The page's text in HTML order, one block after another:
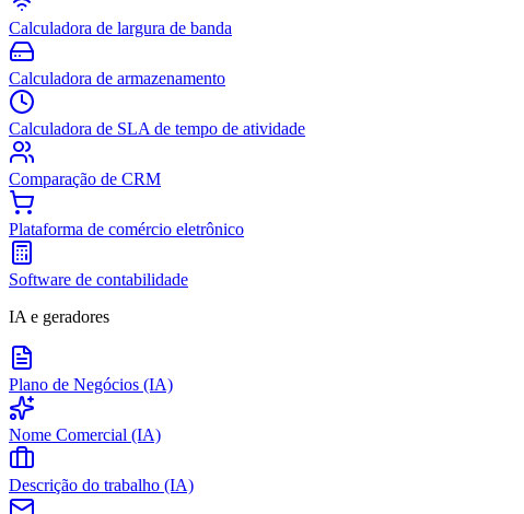
Calculadora de largura de banda
Calculadora de armazenamento
Calculadora de SLA de tempo de atividade
Comparação de CRM
Plataforma de comércio eletrônico
Software de contabilidade
IA e geradores
Plano de Negócios (IA)
Nome Comercial (IA)
Descrição do trabalho (IA)